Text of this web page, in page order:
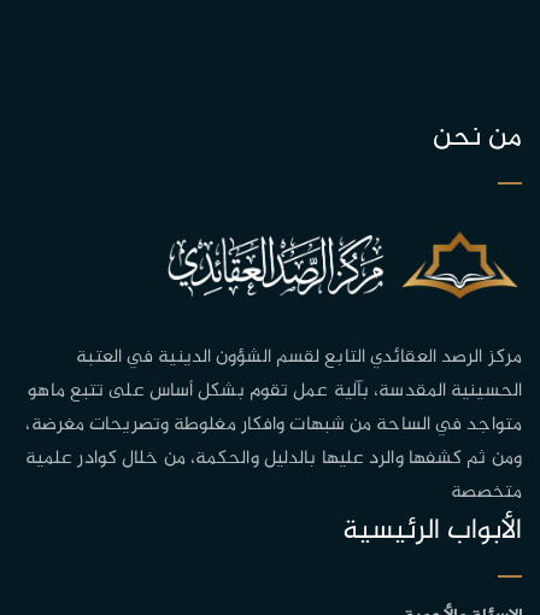
من نحن
مركز الرصد العقائدي التابع لقسم الشؤون الدينية في العتبة
الحسينية المقدسة، بآلية عمل تقوم بشكل أساس على تتبع ماهو
متواجد في الساحة من شبهات وافكار مغلوطة وتصريحات مغرضة،
ومن ثم كشفها والرد عليها بالدليل والحكمة، من خلال كوادر علمية
متخصصة
الأبواب الرئيسية